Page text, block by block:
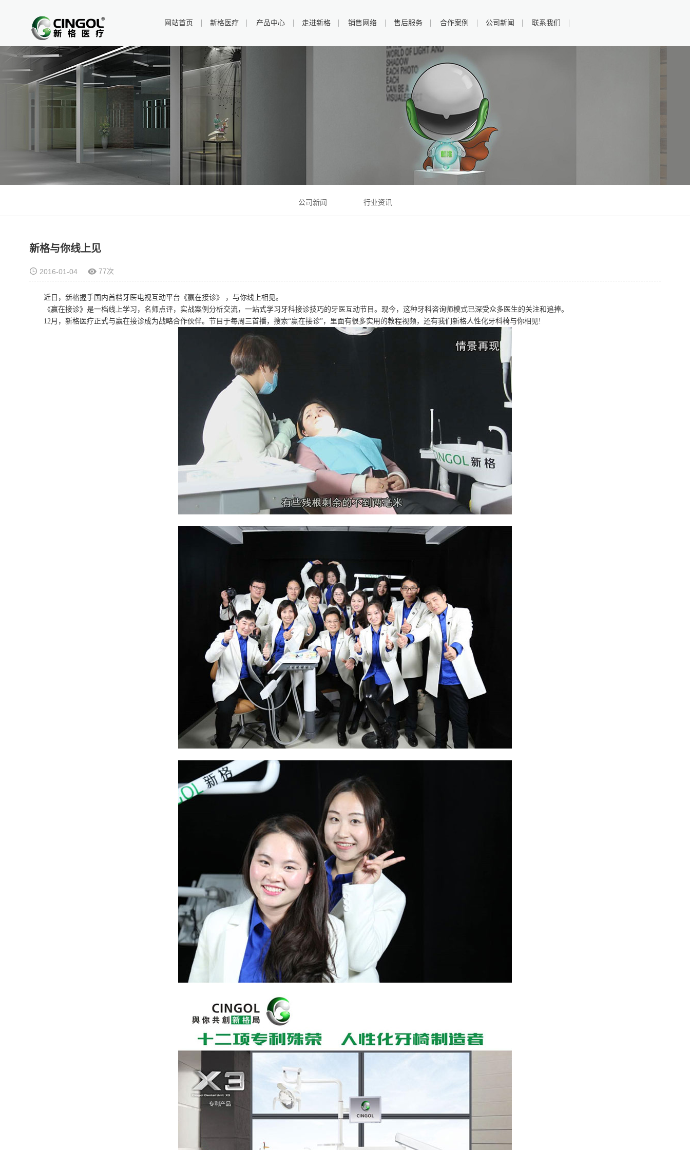
网站首页 新格医疗 产品中心
牙科治疗椅
走进新格 销售网络 售后服务 合作案例 公司新闻 联系我们
公司新闻 行业资讯
新格与你线上见
2016-01-04 77次
近日，新格握手国内首档牙医电视互动平台《赢在接诊》 ，与你线上相见。
《赢在接诊》是一档线上学习，名师点评，实战案例分析交流，一站式学习牙科接诊技巧的牙医互动节目。现今，这种牙科咨询师模式已深受众多医生的关注和追捧。
12月，新格医疗正式与赢在接诊成为战略合作伙伴。节目于每周三首播，搜索“赢在接诊”，里面有很多实用的教程视频，还有我们新格人性化牙科椅与你相见!